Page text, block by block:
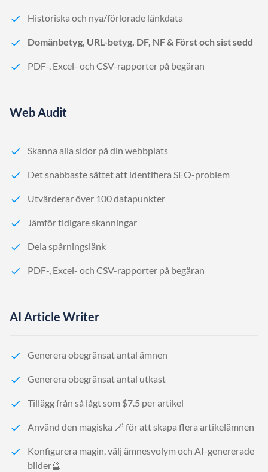
Historiska och nya/förlorade länkdata
Domänbetyg, URL-betyg, DF, NF & Först och sist sedd
PDF-, Excel- och CSV-rapporter på begäran
Web Audit
Skanna alla sidor på din webbplats
Det snabbaste sättet att identifiera SEO-problem
Utvärderar över 100 datapunkter
Jämför tidigare skanningar
Dela spårningslänk
PDF-, Excel- och CSV-rapporter på begäran
AI Article Writer
Generera obegränsat antal ämnen
Generera obegränsat antal utkast
Tillägg från så lågt som $7.5 per artikel
Använd den magiska 🪄 för att skapa flera artikelämnen
Konfigurera magin, välj ämnesvolym och AI-genererade
bilder🔮